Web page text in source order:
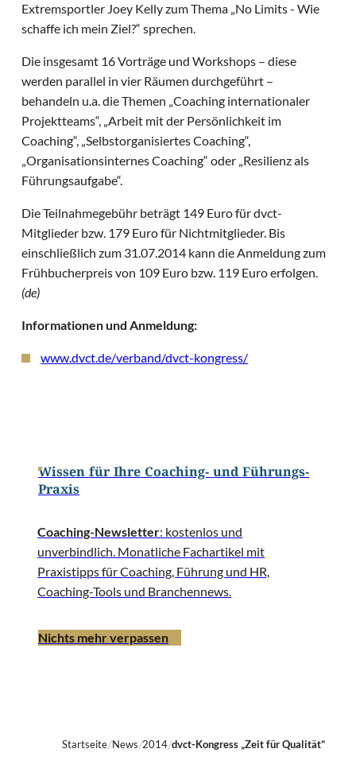
Extremsportler Joey Kelly zum Thema „No Limits - Wie
schaffe ich mein Ziel?“ sprechen.
Die insgesamt 16 Vorträge und Workshops – diese
werden parallel in vier Räumen durchgeführt –
behandeln u.a. die Themen „Coaching internationaler
Projektteams“, „Arbeit mit der Persönlichkeit im
Coaching“, „Selbstorganisiertes Coaching“,
„Organisationsinternes Coaching“ oder „Resilienz als
Führungsaufgabe“.
Die Teilnahmegebühr beträgt 149 Euro für dvct-
Mitglieder bzw. 179 Euro für Nichtmitglieder. Bis
einschließlich zum 31.07.2014 kann die Anmeldung zum
Frühbucherpreis von 109 Euro bzw. 119 Euro erfolgen.
(de)
Informationen und Anmeldung:
www.dvct.de/verband/dvct-kongress/
Wissen für Ihre Coaching- und Führungs-
Praxis
Coaching-Newsletter: kostenlos und
unverbindlich. Monatliche Fachartikel mit
Praxistipps für Coaching, Führung und HR,
Coaching-Tools und Branchennews.
Nichts mehr verpassen
Startseite News 2014 dvct-Kongress „Zeit für Qualität”